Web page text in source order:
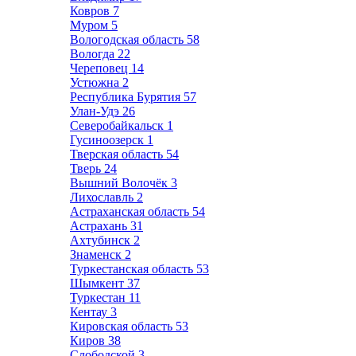
Ковров 7
Муром 5
Вологодская область 58
Вологда 22
Череповец 14
Устюжна 2
Республика Бурятия 57
Улан-Удэ 26
Северобайкальск 1
Гусиноозерск 1
Тверская область 54
Тверь 24
Вышний Волочёк 3
Лихославль 2
Астраханская область 54
Астрахань 31
Ахтубинск 2
Знаменск 2
Туркестанская область 53
Шымкент 37
Туркестан 11
Кентау 3
Кировская область 53
Киров 38